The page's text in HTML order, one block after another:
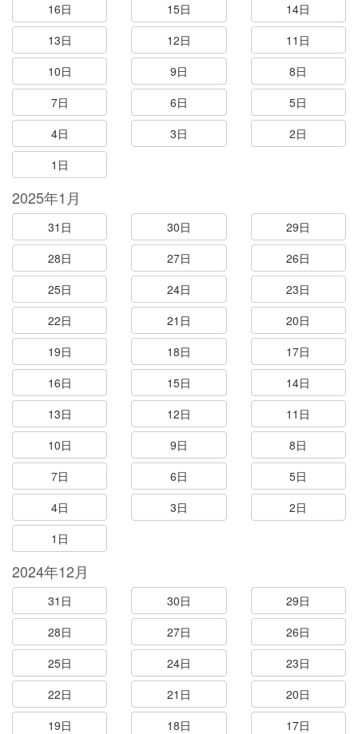
16日
15日
14日
13日
12日
11日
10日
9日
8日
7日
6日
5日
4日
3日
2日
1日
2025年1月
31日 30日
29日
28日
27日
26日
25日
24日
23日
22日
21日
20日
19日
18日
17日
16日
15日
14日
13日
12日
11日
10日
9日
8日
7日
6日
5日
4日
3日
2日
1日
2024年12月
31日 30日
29日
28日
27日
26日
25日
24日
23日
22日
21日
20日
19日
18日
17日